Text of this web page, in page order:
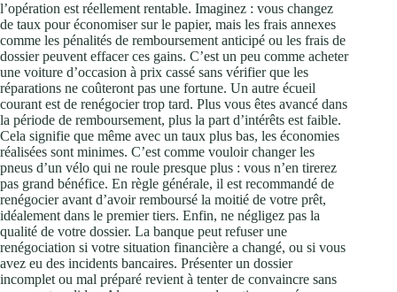
l’opération est réellement rentable. Imaginez : vous changez
de taux pour économiser sur le papier, mais les frais annexes
comme les pénalités de remboursement anticipé ou les frais de
dossier peuvent effacer ces gains. C’est un peu comme acheter
une voiture d’occasion à prix cassé sans vérifier que les
réparations ne coûteront pas une fortune. Un autre écueil
courant est de renégocier trop tard. Plus vous êtes avancé dans
la période de remboursement, plus la part d’intérêts est faible.
Cela signifie que même avec un taux plus bas, les économies
réalisées sont minimes. C’est comme vouloir changer les
pneus d’un vélo qui ne roule presque plus : vous n’en tirerez
pas grand bénéfice. En règle générale, il est recommandé de
renégocier avant d’avoir remboursé la moitié de votre prêt,
idéalement dans le premier tiers. Enfin, ne négligez pas la
qualité de votre dossier. La banque peut refuser une
renégociation si votre situation financière a changé, ou si vous
avez eu des incidents bancaires. Présenter un dossier
incomplet ou mal préparé revient à tenter de convaincre sans